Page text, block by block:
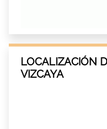
LOCALIZACIÓN
VIZCAYA